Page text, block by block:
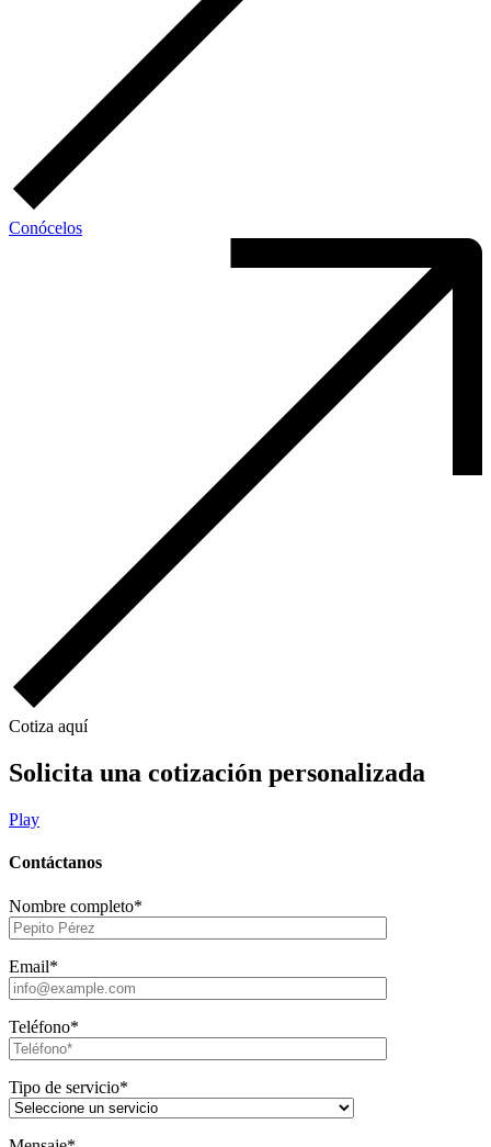
Conócelos
Cotiza aquí
Solicita una cotización personalizada
Play
Contáctanos
Nombre completo*
Email*
Teléfono*
Tipo de servicio*